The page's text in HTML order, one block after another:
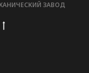
ЗАВОД